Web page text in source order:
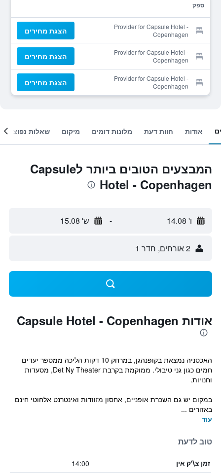
ספק
Provider for Capsule Hotel -
Copenhagen
הצגת מחירים
Provider for Capsule Hotel -
Copenhagen
הצגת מחירים
Provider for Capsule Hotel -
Copenhagen
הצגת מחירים
אודות חוות דעת מלונות דומים מיקום שאלות נפוצות
המבצעים הטובים ביותר לCapsule
Hotel - Copenhagen
ו' 14.08 - ש' 15.08
2 אורחים, חדר 1
אודות Capsule Hotel - Copenhagen
האכסניה נמצאת בקופנהגן, במרחק 10 דקות הליכה ממספר יעדים
חמים כגון גני טיבולי. ממוקמת בקרבת Det Ny Theater, מסעדות
וחנויות.
במקום יש גם השכרת אופניים, אחסון מזוודות ואינטרנט אלחוטי חינם
באזורים ...
עוד
טוב לדעת
זמן צ\'ק אין 14:00